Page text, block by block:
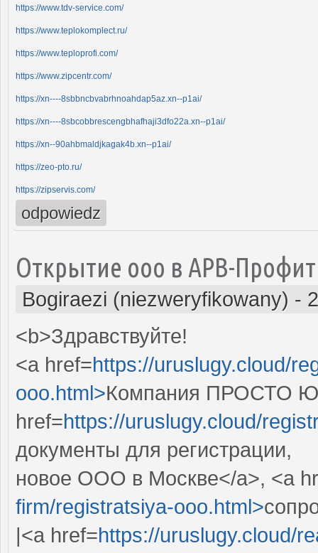
https://www.tdv-service.com/
https://www.teplokomplect.ru/
https://www.teploprofi.com/
https://www.zipcentr.com/
https://xn----8sbbncbvabrhnoahdap5az.xn--p1ai/
https://xn----8sbcobbrescengbhafhaji3dfo22a.xn--p1ai/
https://xn--90ahbmaldjkagak4b.xn--p1ai/
https://zeo-pto.ru/
https://zipservis.com/
odpowiedz
Открытие ооо в АРВ-
Bogiraezi (niezweryfikowany) -
<b>Здравствуйте!
<a href=https://uruslugy.cloud/
ooo.html>Компания ПРОСТО
href=https://uruslugy.cloud/
документы для регистрации,
новое ООО в Москве</a>, <a
firm/registratsiya-ooo.html>
|<a href=https://uruslugy.cloud/